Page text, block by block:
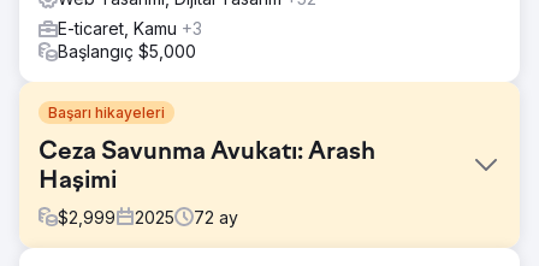
E-ticaret, Kamu +3
Başlangıç $5,000
Başarı hikayeleri
Ceza Savunma Avukatı: Arash
Haşimi
$2,999 2025 72 ay